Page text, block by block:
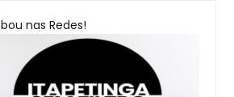
nas Redes!